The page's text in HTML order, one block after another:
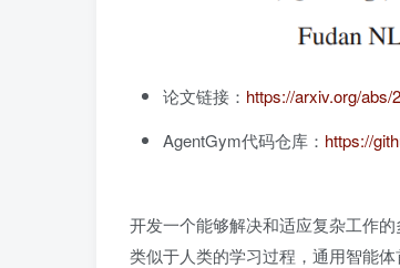
论文链接： https://arxiv.org/abs/
AgentGym代码仓库： https://
开发一个能够解决和适应复杂工作
类似于人类的学习过程，通用智能体